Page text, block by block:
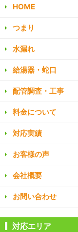
HOME
つまり
水漏れ
給湯器・蛇口
配管調査・工事
料金について
対応実績
お客様の声
会社概要
お問い合わせ
対応エリア